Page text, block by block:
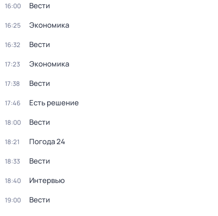
16:00 Вести
16:25 Экономика
16:32 Вести
17:23 Экономика
17:38 Вести
17:46 Есть решение
18:00 Вести
18:21 Погода 24
18:33 Вести
18:40 Интервью
19:00 Вести